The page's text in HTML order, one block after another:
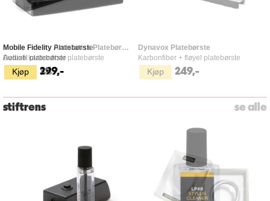
Kjøp
Mobile Fidelity Platebørste
Audiofil platebørste
299,-
stiftrens se alle